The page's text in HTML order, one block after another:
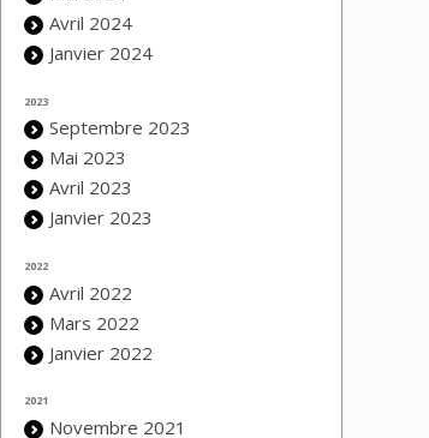
Avril 2024
Janvier 2024
2023
Septembre 2023
Mai 2023
Avril 2023
Janvier 2023
2022
Avril 2022
Mars 2022
Janvier 2022
2021
Novembre 2021